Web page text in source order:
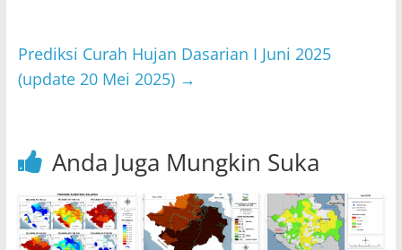
k
Prediksi Curah Hujan Dasarian I Juni 2025
(update 20 Mei 2025) →
Anda Juga Mungkin Suka